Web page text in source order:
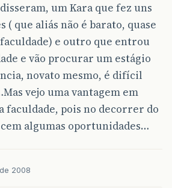
um Kara que fez uns
( que aliás não é barato, quase
e outro que entrou
e vão procurar um estágio
novato mesmo, é difícil
vejo uma vantagem em
faculdade, pois no decorrer do
algumas oportunidades…
2008